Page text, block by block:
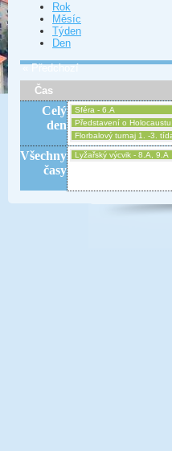
Rok
Měsíc
Týden
Den
« Předchozí
Čas
Celý
den
Sféra - 6.A
Představení o
Florbalový turnaj 1. -3.
Všechny
časy
Lyžařský výcvik - 8.A, 9.A